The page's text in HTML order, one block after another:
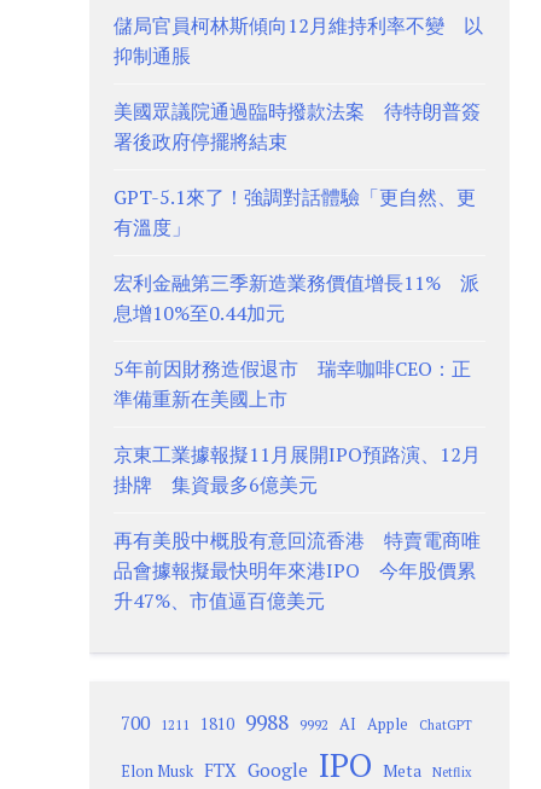
儲局官員柯林斯傾向12月維持利率不變 以
抑制通脹
美國眾議院通過臨時撥款法案 待特朗普簽
署後政府停擺將結束
GPT-5.1來了！強調對話體驗「更自然、更
有溫度」
宏利金融第三季新造業務價值增長11% 派
息增10%至0.44加元
5年前因財務造假退市 瑞幸咖啡CEO：正
準備重新在美國上市
京東工業據報擬11月展開IPO預路演、12月
掛牌 集資最多6億美元
再有美股中概股有意回流香港 特賣電商唯
品會據報擬最快明年來港IPO 今年股價累
升47%、市值逼百億美元
700 1211 1810 9988 9992 AI Apple ChatGPT
Elon Musk FTX Google IPO Meta Netflix